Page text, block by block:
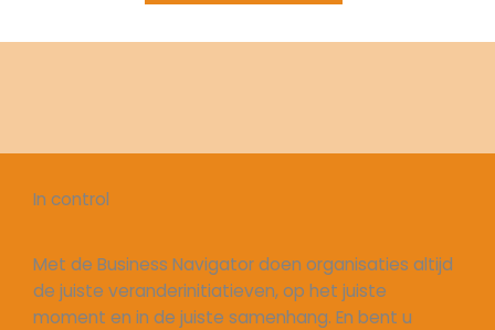
In control
Met de Business Navigator doen organisaties altijd
de juiste veranderinitiatieven, op het juiste
moment en in de juiste samenhang. En bent u